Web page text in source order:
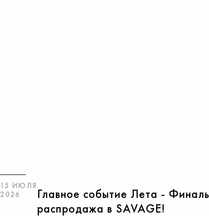
15 ИЮЛЯ
2026
Главное событие Лета -
распродажа в SAVAGE!